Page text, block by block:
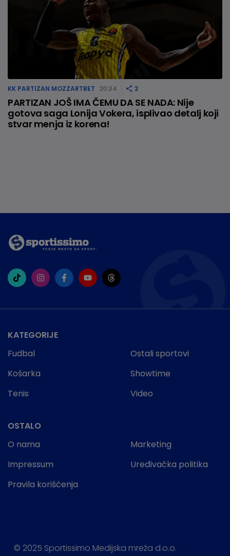
KK PARTIZAN MOZZARTBET 20:34 2
PARTIZAN JOŠ IMA ČEMU DA SE NADA: Nije
gotova saga Lonija Vokera, isplivao detalj koji
stvar menja iz korena!
KATEGORIJE
Fudbal
Košarka
Tenis
Ostali sportovi
Showtime
Video
OSTALO
O nama
Impressum
Pravila korišćenja
Marketing
Uređivačka politika
© 2025 Sportissimo Medijska mreža d.o.o.